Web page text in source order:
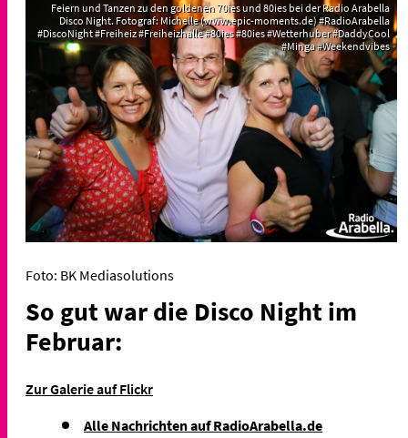
Feiern und Tanzen zu den goldenen 70ies und 80ies bei der Radio Arabella
Disco Night. Fotograf: Michelle (www.epic-moments.de) #RadioArabella
#DiscoNight #Freiheiz #Freiheizhalle #80ies #80ies #Wetterhuber #DaddyCool
#Minga #Weekendvibes
Foto: BK Mediasolutions
So gut war die Disco Night im
Februar:
Zur Galerie auf Flickr
Alle Nachrichten auf RadioArabella.de